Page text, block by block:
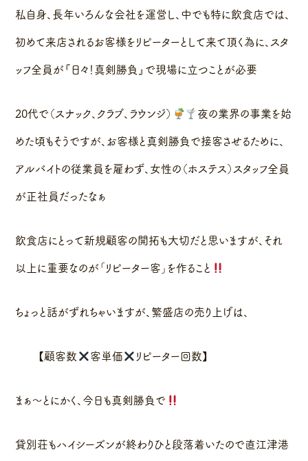
私自身、長年いろんな会社を運営し、中でも特に飲食店では、
初めて来店されるお客様をリピーターとして来て頂く為に、スタ
ッフ全員が『日々！真剣勝負』で現場に立つことが必要
20代で（スナック、クラブ、ラウンジ）
夜の業界の事業を始
めた頃もそうですが、お客様と真剣勝負で接客させるために、
アルバイトの従業員を雇わず、女性の（ホステス）スタッフ全員
が正社員だったなぁ
飲食店にとって新規顧客の開拓も大切だと思いますが、それ
以上に重要なのが「リピーター客」を作ること
ちょっと話がずれちゃいますが、繁盛店の売り上げは、
【顧客数 客単価 リピーター回数】
まぁ〜とにかく、今日も真剣勝負で
貸別荘もハイシーズンが終わりひと段落着いたので直江津港